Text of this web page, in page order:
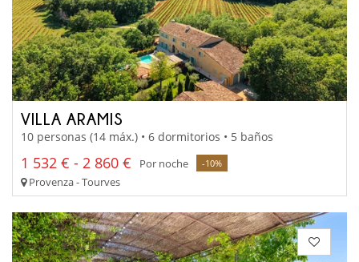
VILLA ARAMIS
10 personas (14 máx.) • 6 dormitorios • 5 baños
1 532 € - 2 860 € Por noche -10%
Provenza - Tourves